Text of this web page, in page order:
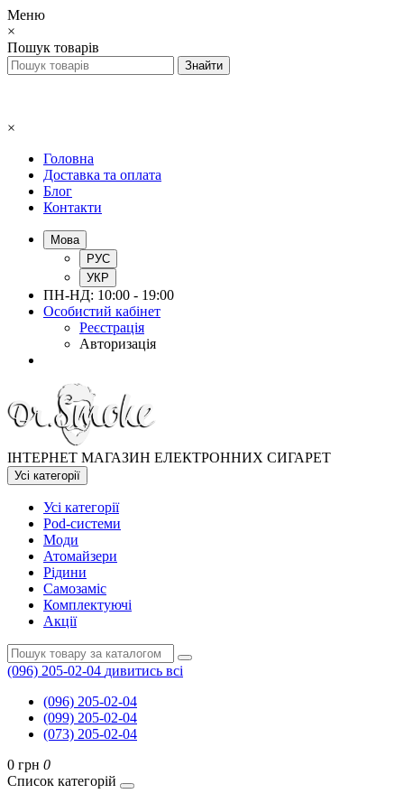
Меню
×
Пошук товарів
×
Головна
Доставка та оплата
Блог
Контакти
Мова
РУС
УКР
ПН-НД: 10:00 - 19:00
Особистий кабінет
Реєстрація
Авторизація
ІНТЕРНЕТ МАГАЗИН ЕЛЕКТРОННИХ СИГАРЕТ
Усі категорії
Усі категорії
Pod-системи
Моди
Атомайзери
Рідини
Самозаміс
Комплектуючі
Акції
(096) 205-02-04 дивитись всі
(096) 205-02-04
(099) 205-02-04
(073) 205-02-04
0 грн 0
Список категорій